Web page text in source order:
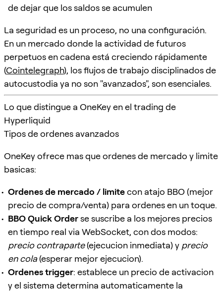
de dejar que los saldos se acumulen
La seguridad es un proceso, no una configuración.
En un mercado donde la actividad de futuros
perpetuos en cadena está creciendo rápidamente
(Cointelegraph), los flujos de trabajo disciplinados de
autocustodia ya no son "avanzados", son esenciales.
Lo que distingue a OneKey en el trading de
Hyperliquid
Tipos de ordenes avanzados
OneKey ofrece mas que ordenes de mercado y limite
basicas:
Ordenes de mercado / limitecon atajo BBO (mejor
precio de compra/venta) para ordenes en un toque.
BBO Quick Orderse suscribe a los mejores precios
en tiempo real via WebSocket, con dos modos:
precio contraparte(ejecucion inmediata) y precio
en cola(esperar mejor ejecucion).
Ordenes trigger: establece un precio de activacion
y el sistema determina automaticamente la